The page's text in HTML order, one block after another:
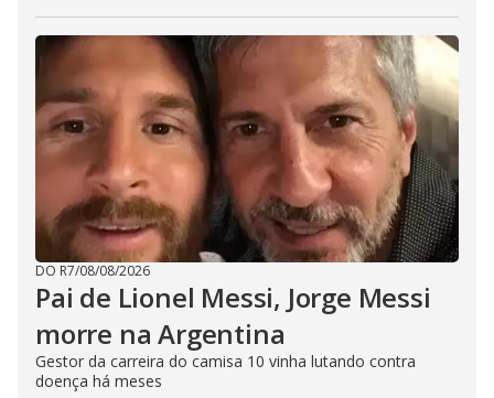
DO R7/08/08/2026
Pai de Lionel Messi, Jorge Messi
morre na Argentina
Gestor da carreira do camisa 10 vinha lutando contra
doença há meses